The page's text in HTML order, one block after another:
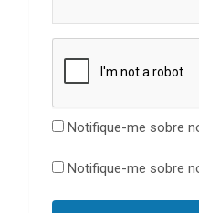
Notifique-me sobre
Notifique-me sobre